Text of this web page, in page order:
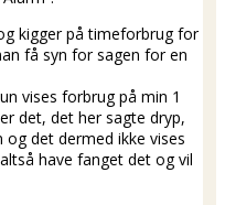
kigger på timeforbrug for
få syn for sagen for en
vises forbrug på min 1
det, det her sagte dryp,
det dermed ikke vises
have fanget det og vil